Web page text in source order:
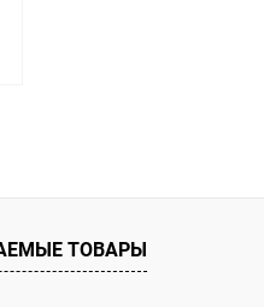
ТОВАРЫ